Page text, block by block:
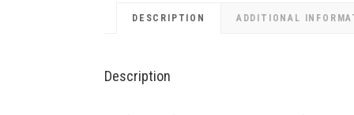
DESCRIPTION ADDITIONAL
Description